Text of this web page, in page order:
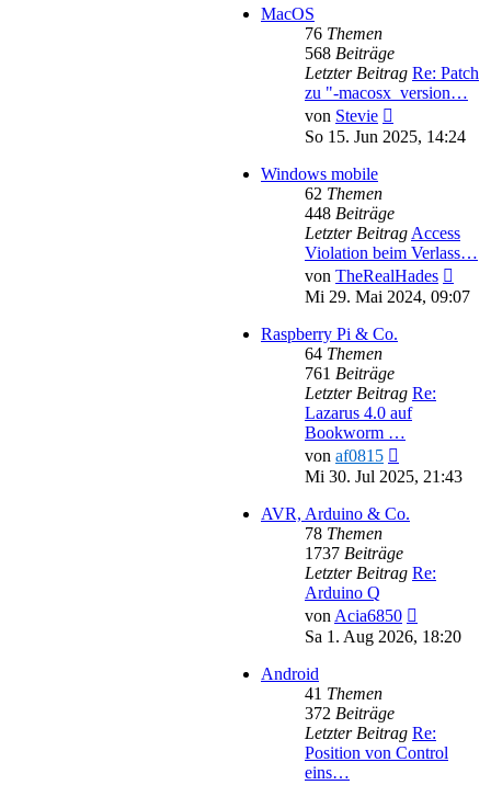
MacOS
76 Themen
568 Beiträge
Letzter Beitrag Re: Patch
zu "-macosx_version…
von Stevie
Beitrag
So 15. Jun 2025, 14:24
Windows mobile
62 Themen
448 Beiträge
Letzter BeitragAccess
Violation beim Verlass…
von TheRealHades
Mi 29. Mai 2024, 09:07
Raspberry Pi & Co.
64 Themen
761 Beiträge
Letzter Beitrag Re:
Lazarus 4.0 auf
Bookworm …
von af0815
Beitrag
Mi 30. Jul 2025, 21:43
AVR, Arduino & Co.
78 Themen
1737 Beiträge
Letzter Beitrag Re:
Arduino Q
vonAcia6850
Beitrag
Sa 1. Aug 2026, 18:20
Android
41 Themen
372 Beiträge
Letzter Beitrag Re:
Position von Control
eins…